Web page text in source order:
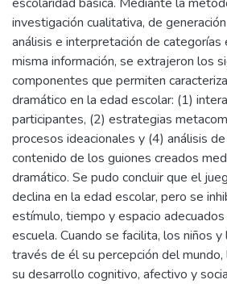
investigación cualitativa, de
análisis e interpretación de
misma información, se extrajeron los
componentes que permiten
dramático en la edad escolar: (1)
participantes, (2) estrategias
procesos ideacionales y (4) análisis
contenido de los guiones creados
dramático. Se pudo concluir que el
declina en la edad escolar, pero se
estímulo, tiempo y espacio
escuela. Cuando se facilita, los niños
través de él su percepción del
su desarrollo cognitivo, afectivo y